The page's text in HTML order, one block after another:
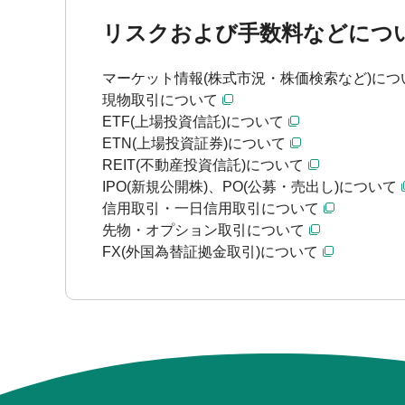
リスクおよび手数料などにつ
マーケット情報(株式市況・株価検索など)につ
現物取引について
ETF(上場投資信託)について
ETN(上場投資証券)について
REIT(不動産投資信託)について
IPO(新規公開株)、PO(公募・売出し)について
信用取引・一日信用取引について
先物・オプション取引について
FX(外国為替証拠金取引)について